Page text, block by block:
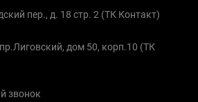
пер., д. 18 стр. 2 (ТК Контакт)
дом 50, корп.10 (ТК
звонок